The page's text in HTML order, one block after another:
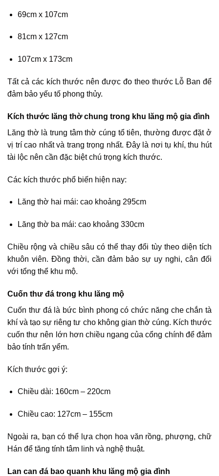
69cm x 107cm
81cm x 127cm
107cm x 173cm
Tất cả các kích thước nên được đo theo thước Lỗ Ban để
đảm bảo yếu tố phong thủy.
Kích thước lăng thờ chung trong khu lăng mộ gia đình
Lăng thờ là trung tâm thờ cúng tổ tiên, thường được đặt ở
vị trí cao nhất và trang trọng nhất. Đây là nơi tụ khí, thu hút
tài lộc nên cần đặc biệt chú trọng kích thước.
Các kích thước phổ biến hiện nay:
Lăng thờ hai mái: cao khoảng 295cm
Lăng thờ ba mái: cao khoảng 330cm
Chiều rộng và chiều sâu có thể thay đổi tùy theo diện tích
khuôn viên. Đồng thời, cần đảm bảo sự uy nghi, cân đối
với tổng thể khu mộ.
Cuốn thư đá trong khu lăng mộ
Cuốn thư đá là bức bình phong có chức năng che chắn tà
khí và tạo sự riêng tư cho không gian thờ cúng. Kích thước
cuốn thư nên lớn hơn chiều ngang của cổng chính để đảm
bảo tính trấn yểm.
Kích thước gợi ý:
Chiều dài: 160cm – 220cm
Chiều cao: 127cm – 155cm
Ngoài ra, bạn có thể lựa chọn hoa văn rồng, phượng, chữ
Hán để tăng tính tâm linh và nghệ thuật.
Lan can đá bao quanh khu lăng mộ gia đình